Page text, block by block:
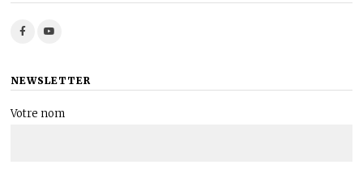
NEWSLETTER
Votre nom